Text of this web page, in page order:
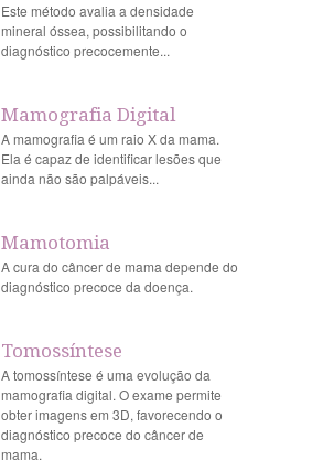
Este método avalia a densidade
mineral óssea, possibilitando o
diagnóstico precocemente...
Mamografia Digital
A mamografia é um raio X da mama.
Ela é capaz de identificar lesões que
ainda não são palpáveis...
Mamotomia
A cura do câncer de mama depende do
diagnóstico precoce da doença.
Tomossíntese
A tomossíntese é uma evolução da
mamografia digital. O exame permite
obter imagens em 3D, favorecendo o
diagnóstico precoce do câncer de
mama.